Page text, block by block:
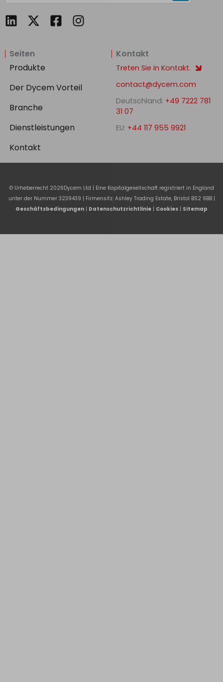
L
k
e
d
i
n
F
o
o
s
r
e
I
g
r
Seiten
Produkte
Der Dycem Vorteil
Branche
Dienstleistungen
Kontakt
Kontakt
Treten Sie in Kontakt.
contact@dycem.com
Deutschland: +49 7222 781
31 07
EU: +44 117 955 9921
© Urheberrecht 2026Dycem Ltd | Eine Kapitalgesellschaft registriert in England
unter der Nummer 3239439 | Firmensitz: Ashley Trading Estate, Bristol BS2 9BB |
Geschäftsbedingungen | Datenschutzrichtlinie | Cookies | Sitemap